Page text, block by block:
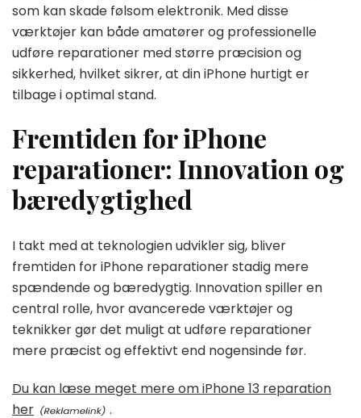
som kan skade følsom elektronik. Med disse
værktøjer kan både amatører og professionelle
udføre reparationer med større præcision og
sikkerhed, hvilket sikrer, at din iPhone hurtigt er
tilbage i optimal stand.
Fremtiden for iPhone
reparationer: Innovation og
bæredygtighed
I takt med at teknologien udvikler sig, bliver
fremtiden for iPhone reparationer stadig mere
spændende og bæredygtig. Innovation spiller en
central rolle, hvor avancerede værktøjer og
teknikker gør det muligt at udføre reparationer
mere præcist og effektivt end nogensinde før.
Du kan læse meget mere om iPhone 13 reparation
her
.